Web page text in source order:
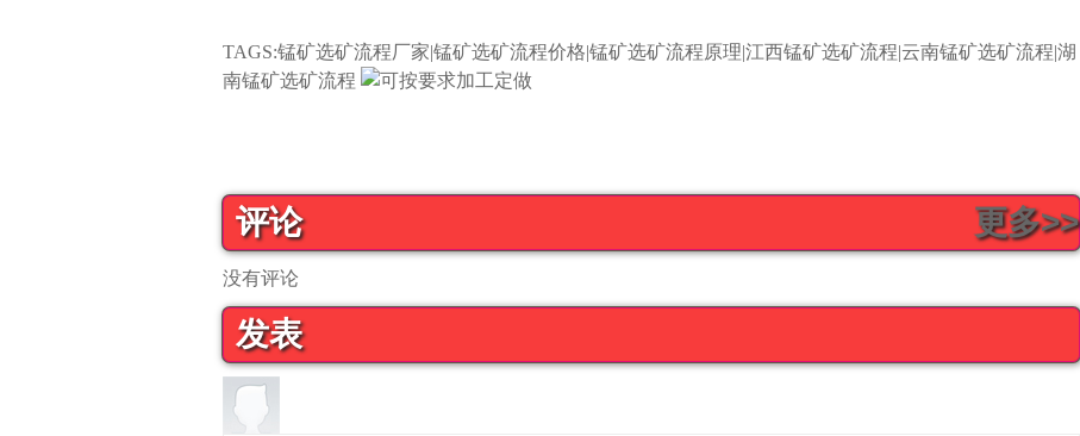
TAGS:锰矿选矿流程厂家|锰矿选矿流程价格|锰矿选矿流程原理|江西锰矿选矿流程|云南锰矿选矿流程|湖
南锰矿选矿流程
评论 更多>>
没有评论
发表